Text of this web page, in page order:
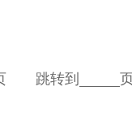
跳转到